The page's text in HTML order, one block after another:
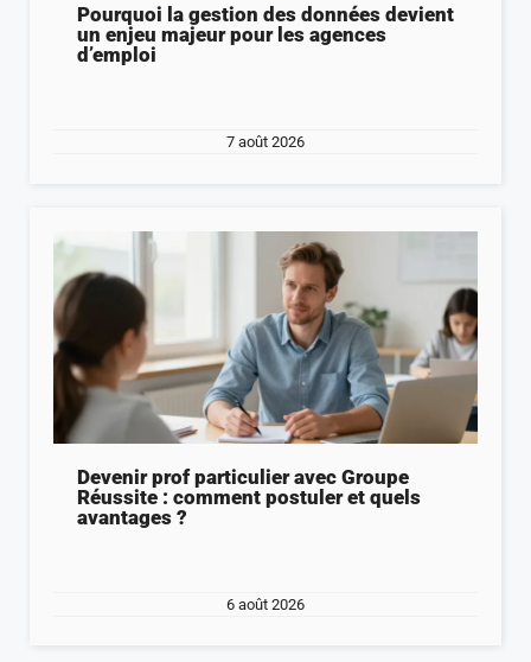
Pourquoi la gestion des données devient
un enjeu majeur pour les agences
d’emploi
7 août 2026
Devenir prof particulier avec Groupe
Réussite : comment postuler et quels
avantages ?
6 août 2026